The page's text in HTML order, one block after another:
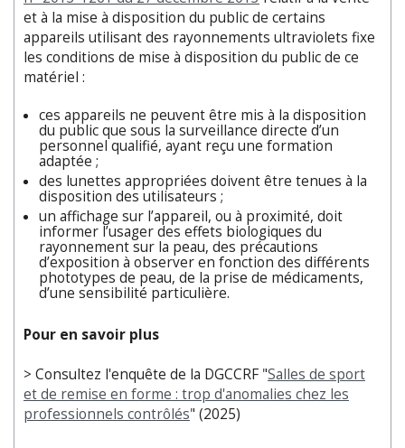
et à la mise à disposition du public de certains
appareils utilisant des rayonnements ultraviolets fixe
les conditions de mise à disposition du public de ce
matériel :
ces appareils ne peuvent être mis à la disposition
du public que sous la surveillance directe d’un
personnel qualifié, ayant reçu une formation
adaptée ;
des lunettes appropriées doivent être tenues à la
disposition des utilisateurs ;
un affichage sur l’appareil, ou à proximité, doit
informer l’usager des effets biologiques du
rayonnement sur la peau, des précautions
d’exposition à observer en fonction des différents
phototypes de peau, de la prise de médicaments,
d’une sensibilité particulière.
Pour en savoir plus
> Consultez l'enquête de la DGCCRF "Salles de sport
et de remise en forme : trop d'anomalies chez les
professionnels contrôlés" (2025)